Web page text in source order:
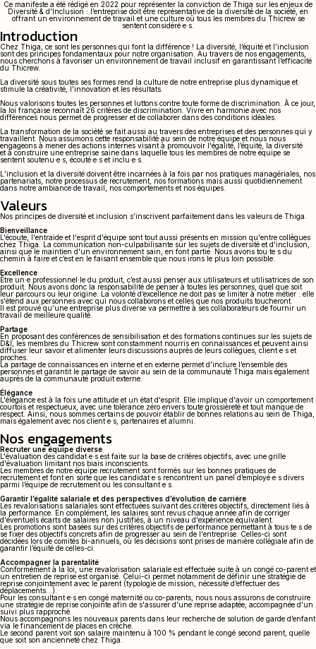
l’occasion de la semaine du handicap, en partenariat avec TalentsHandicap. En 2025, une
Référente Handicap a été nommée chez Thiga afin d'être l'interlocutrice privilégiée en cas de
questions, notamment autour de la reconnaissance de qualité de travailleur handicapé
Nous faisons également appel à des ESAT (structures qui permettent aux personnes en
situation de handicap d'exercer une activité professionnelle) tout au long de l'année,
notamment dans le cadre de notre activité de formation.
Ce manifeste a été rédigé en 2022 pour représenter la conviction de Thiga sur les enjeux de
Diversité & d'Inclusion : l’entreprise doit être représentative de la diversité de la société, en
offrant un environnement de travail et une culture où tous les membres du Thicrew se
sentent considéré·e·s.
Introduction
Chez Thiga, ce sont les personnes qui font la différence ! La diversité, l’équité et l’inclusion
sont des principes fondamentaux pour notre organisation. Au travers de nos engagements,
nous cherchons à favoriser un environnement de travail inclusif en garantissant l’efficacité
du Thicrew.
La diversité sous toutes ses formes rend la culture de notre entreprise plus dynamique et
stimule la créativité, l’innovation et les résultats.
Nous valorisons toutes les personnes et luttons contre toute forme de discrimination. À ce jour,
la loi française reconnaît 26 critères de discrimination. Vivre en harmonie avec nos
différences nous permet de progresser et de collaborer dans des conditions idéales.
La transformation de la société se fait aussi au travers des entreprises et des personnes qui y
travaillent. Nous assumons cette responsabilité au sein de notre équipe et nous nous
engageons à mener des actions internes visant à promouvoir l'égalité, l’équité, la diversité
et à construire une entreprise saine dans laquelle tous les membres de notre équipe se
sentent soutenu·e·s, écouté·e·s et inclu·e·s.
L’inclusion et la diversité doivent être incarnées à la fois par nos pratiques managériales, nos
partenariats, notre processus de recrutement, nos formations mais aussi quotidiennement
dans notre ambiance de travail, nos comportements et nos équipes.
Valeurs
Nos principes de diversité et inclusion s’inscrivent parfaitement dans les valeurs de Thiga.
Bienveillance
L'écoute, l'entraide et l'esprit d'équipe sont tout aussi présents en mission qu'entre collègues
chez Thiga. La communication non-culpabilisante sur les sujets de diversité et d'inclusion,
ainsi que le maintien d'un environnement sain, en font partie. Nous avons tou·te·s du
chemin à faire et c’est en le faisant ensemble que nous irons le plus loin possible.
Excellence
Être un·e professionnel·le du produit, c’est aussi penser aux utilisateurs et utilisatrices de son
produit. Nous avons donc la responsabilité de penser à toutes les personnes, quel que soit
leur parcours ou leur origine. La volonté d’excellence ne doit pas se limiter à notre métier : elle
s'étend aux personnes avec qui nous collaborons et celles que nos produits toucheront.
Il est prouvé qu’une entreprise plus diverse va permettre à ses collaborateurs de fournir un
travail de meilleure qualité.
Partage
En proposant des conférences de sensibilisation et des formations continues sur les sujets de
D&I, les membres du Thicrew sont constamment nourris en connaissances et peuvent ainsi
diffuser leur savoir et alimenter leurs discussions auprès de leurs collègues, client·e·s et
proches.
La partage de connaissances en interne et en externe permet d’inclure l’ensemble des
personnes et garantit le partage de savoir au sein de la communauté Thiga mais également
auprès de la communauté produit externe.
Élégance
L'élégance est à la fois une attitude et un état d'esprit. Elle implique d'avoir un comportement
courtois et respectueux, avec une tolérance zéro envers toute grossièreté et tout manque de
respect. Ainsi, nous sommes certains de pouvoir établir de bonnes relations au sein de Thiga,
mais également avec nos client·e·s, partenaires et alumni.
Nos engagements
Recruter une équipe diverse
L'évaluation des candidat·e·s est faite sur la base de critères objectifs, avec une grille
d'évaluation limitant nos biais inconscients.
Les membres de notre équipe recrutement sont formés sur les bonnes pratiques de
recrutement et font en sorte que les candidat·e·s rencontrent un panel d’employé·e·s divers
parmi l’équipe de recrutement ou les consultant·e·s.
Garantir l’égalité salariale et des perspectives d’évolution de carrière
Les revalorisations salariales sont effectuées suivant des critères objectifs, directement liés à
la performance. En complément, les salaires sont revus chaque année afin de corriger
d'éventuels écarts de salaires non justifiés, à un niveau d'expérience équivalent.
Les promotions sont basées sur des critères objectifs de performance permettant à tous·te·s de
se fixer des objectifs concrets afin de progresser au sein de l'entreprise. Celles-ci sont
décidées lors de comités bi-annuels, où les décisions sont prises de manière collégiale afin de
garantir l’équité de celles-ci.
Accompagner la parentalité
Conformément à la loi, une revalorisation salariale est effectuée suite à un congé co-parent et
un entretien de reprise est organisé. Celui-ci permet notamment de définir une stratégie de
reprise conjointement avec le parent (typologie de mission, nécessité d’effectuer des
déplacements…).
Pour les consultant·e·s en congé maternité ou co-parents, nous nous assurons de construire
une stratégie de reprise conjointe afin de s'assurer d'une reprise adaptée, accompagnée d'un
suivi plus rapproché.
Nous accompagnons les nouveaux parents dans leur recherche de solution de garde d’enfant
via le financement de places en crèche.
Le second parent voit son salaire maintenu à 100 % pendant le congé second parent, quelle
que soit son ancienneté chez Thiga.